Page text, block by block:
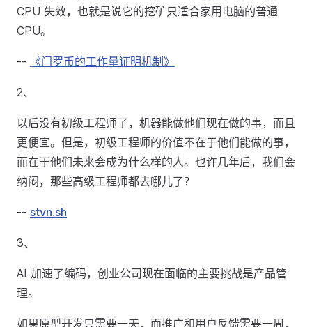
CPU 失效，也就是说它的挖矿只适合家用电脑的普通
CPU。
-- 《门罗币的工作量证明机制》
2、
以后没有初级工程师了，机器能做他们现在做的事，而且
更便宜。但是，初级工程师的价值不在于他们能做的事，
而在于他们未来会成为什么样的人。也许几年后，我们会
纳闷，那些高级工程师都去哪儿了？
-- stvn.sh
3、
AI 加速了编码，创业公司现在面临的主要挑战是产品管
理。
如果原型开发只需要一天，而推广和用户反馈需要一周，